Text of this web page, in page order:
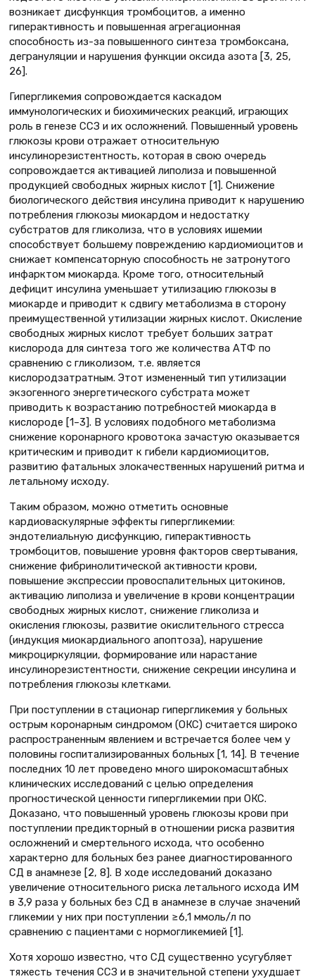
возникает дисфункция тромбоцитов, а именно
гиперактивность и повышенная агрегационная
способность из-за повышенного синтеза тромбоксана,
дегрануляции и нарушения функции оксида азота [3, 25,
26].
Гипергликемия сопровождается каскадом
иммунологических и биохимических реакций, играющих
роль в генезе ССЗ и их осложнений. Повышенный уровень
глюкозы крови отражает относительную
инсулинорезистентность, которая в свою очередь
сопровождается активацией липолиза и повышенной
продукцией свободных жирных кислот [1]. Снижение
биологического действия инсулина приводит к нарушению
потребления глюкозы миокардом и недостатку
субстратов для гликолиза, что в условиях ишемии
способствует большему повреждению кардиомиоцитов и
снижает компенсаторную способность не затронутого
инфарктом миокарда. Кроме того, относительный
дефицит инсулина уменьшает утилизацию глюкозы в
миокарде и приводит к сдвигу метаболизма в сторону
преимущественной утилизации жирных кислот. Окисление
свободных жирных кислот требует больших затрат
кислорода для синтеза того же количества АТФ по
сравнению с гликолизом, т.е. является
кислородзатратным. Этот измененный тип утилизации
экзогенного энергетического субстрата может
приводить к возрастанию потребностей миокарда в
кислороде [1–3]. В условиях подобного метаболизма
снижение коронарного кровотока зачастую оказывается
критическим и приводит к гибели кардиомиоцитов,
развитию фатальных злокачественных нарушений ритма и
летальному исходу.
Таким образом, можно отметить основные
кардиоваскулярные эффекты гипергликемии:
эндотелиальную дисфункцию, гиперактивность
тромбоцитов, повышение уровня факторов свертывания,
снижение фибринолитической активности крови,
повышение экспрессии провоспалительных цитокинов,
активацию липолиза и увеличение в крови концентрации
свободных жирных кислот, снижение гликолиза и
окисления глюкозы, развитие окислительного стресса
(индукция миокардиального апоптоза), нарушение
микроциркуляции, формирование или нарастание
инсулинорезистентности, снижение секреции инсулина и
потребления глюкозы клетками.
При поступлении в стационар гипергликемия у больных
острым коронарным синдромом (ОКС) считается широко
распространенным явлением и встречается более чем у
половины госпитализированных больных [1, 14]. В течение
последних 10 лет проведено много широкомасштабных
клинических исследований с целью определения
прогностической ценности гипергликемии при ОКС.
Доказано, что повышенный уровень глюкозы крови при
поступлении предикторный в отношении риска развития
осложнений и смертельного исхода, что особенно
характерно для больных без ранее диагностированного
СД в анамнезе [2, 8]. В ходе исследований доказано
увеличение относительного риска летального исхода ИМ
в 3,9 раза у больных без СД в анамнезе в случае значений
гликемии у них при поступлении ≥6,1 ммоль/л по
сравнению с пациентами с нормогликемией [1].
Хотя хорошо известно, что СД существенно усугубляет
тяжесть течения ССЗ и в значительной степени ухудшает